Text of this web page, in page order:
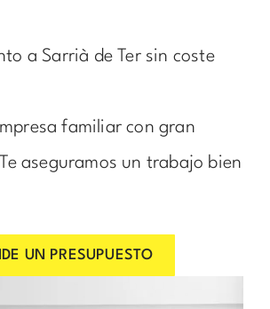
a Sarrià de Ter sin coste
familiar con gran
aseguramos un trabajo bien
UN PRESUPUESTO